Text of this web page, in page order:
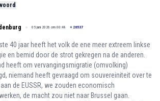
05 juni 2026 om 00:48 + 26537
40 jaar heeft het volk de ene meer extreem linkse
en bemid door de strot gekregen na de anderen.
heeft om vervangingsmigratie (omvolking)
niemand heeft gevraagd om souvereiniteit over te
de EUSSR, we zouden economisch
de macht zou niet naar Brussel gaan.